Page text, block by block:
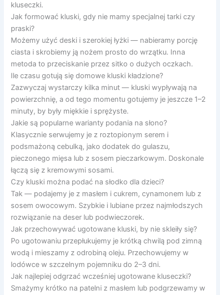
kluseczki.
Jak formować kluski, gdy nie mamy specjalnej tarki czy
praski?
Możemy użyć deski i szerokiej łyżki — nabieramy porcję
ciasta i skrobiemy ją nożem prosto do wrzątku. Inna
metoda to przeciskanie przez sitko o dużych oczkach.
Ile czasu gotują się domowe kluski kładzione?
Zazwyczaj wystarczy kilka minut — kluski wypływają na
powierzchnię, a od tego momentu gotujemy je jeszcze 1–2
minuty, by były miękkie i sprężyste.
Jakie są popularne warianty podania na słono?
Klasycznie serwujemy je z roztopionym serem i
podsmażoną cebulką, jako dodatek do gulaszu,
pieczonego mięsa lub z sosem pieczarkowym. Doskonale
łączą się z kremowymi sosami.
Czy kluski można podać na słodko dla dzieci?
Tak — podajemy je z masłem i cukrem, cynamonem lub z
sosem owocowym. Szybkie i lubiane przez najmłodszych
rozwiązanie na deser lub podwieczorek.
Jak przechowywać ugotowane kluski, by nie skleiły się?
Po ugotowaniu przepłukujemy je krótką chwilą pod zimną
wodą i mieszamy z odrobiną oleju. Przechowujemy w
lodówce w szczelnym pojemniku do 2–3 dni.
Jak najlepiej odgrzać wcześniej ugotowane kluseczki?
Smażymy krótko na patelni z masłem lub podgrzewamy w